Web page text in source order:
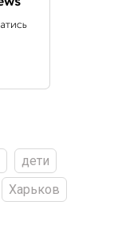
дети
Харьков